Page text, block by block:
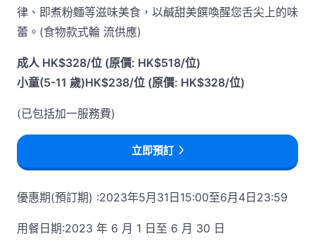
律、即煮粉麵等滋味美食，以鹹甜美饌喚醒您舌尖上的味
蕾。(食物款式輪 流供應)
成人 HK$328/位 (原價: HK$518/位)
小童(5-11 歲)HK$238/位 (原價: HK$328/位)
(已包括加一服務費)
立即預訂
優惠期(預訂期) :2023年5月31日15:00至6月4日23:59
用餐日期:2023 年 6 月 1 日至 6 月 30 日